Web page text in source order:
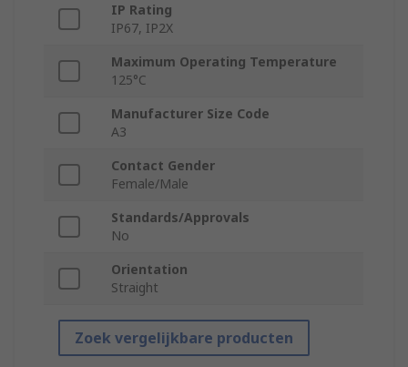
IP Rating
IP67, IP2X
Maximum Operating Temperature
125°C
Manufacturer Size Code
A3
Contact Gender
Female/Male
Standards/Approvals
No
Orientation
Straight
Zoek vergelijkbare producten